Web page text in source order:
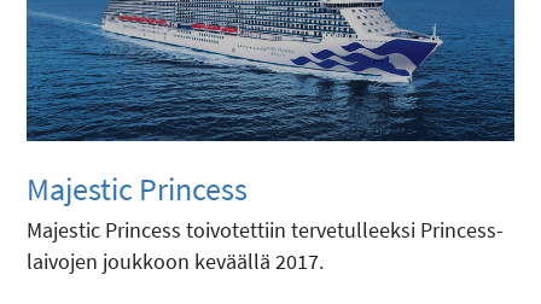
Majestic Princess
Majestic Princess toivotettiin tervetulleeksi Princess-
laivojen joukkoon keväällä 2017.